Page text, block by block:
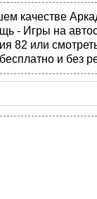
качестве
- Игры на
82 или
и без